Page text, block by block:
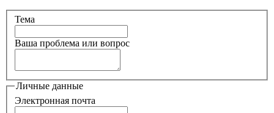
Тема
Ваша проблема или вопрос
Личные данные
Электронная почта